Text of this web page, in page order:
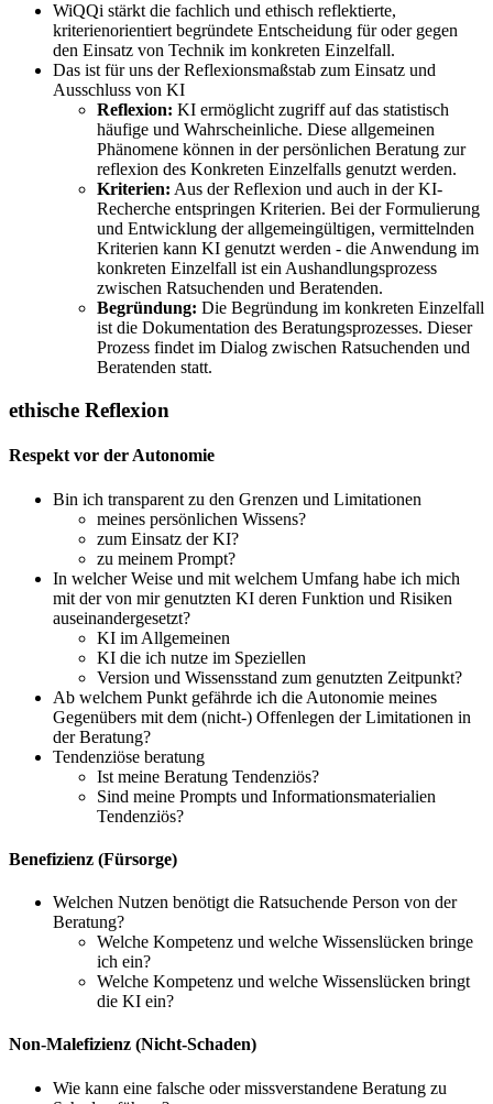
WiQQi stärkt die fachlich und ethisch reflektierte,
kriterienorientiert begründete Entscheidung für oder gegen
den Einsatz von Technik im konkreten Einzelfall.
Das ist für uns der Reflexionsmaßstab zum Einsatz und
Ausschluss von KI
Reflexion: KI ermöglicht zugriff auf das statistisch
häufige und Wahrscheinliche. Diese allgemeinen
Phänomene können in der persönlichen Beratung zur
reflexion des Konkreten Einzelfalls genutzt werden.
Kriterien: Aus der Reflexion und auch in der KI-
Recherche entspringen Kriterien. Bei der Formulierung
und Entwicklung der allgemeingültigen, vermittelnden
Kriterien kann KI genutzt werden - die Anwendung im
konkreten Einzelfall ist ein Aushandlungsprozess
zwischen Ratsuchenden und Beratenden.
Begründung: Die Begründung im konkreten Einzelfall
ist die Dokumentation des Beratungsprozesses. Dieser
Prozess findet im Dialog zwischen Ratsuchenden und
Beratenden statt.
ethische Reflexion
Respekt vor der Autonomie
Bin ich transparent zu den Grenzen und Limitationen
meines persönlichen Wissens?
zum Einsatz der KI?
zu meinem Prompt?
In welcher Weise und mit welchem Umfang habe ich mich
mit der von mir genutzten KI deren Funktion und Risiken
auseinandergesetzt?
KI im Allgemeinen
KI die ich nutze im Speziellen
Version und Wissensstand zum genutzten Zeitpunkt?
Ab welchem Punkt gefährde ich die Autonomie meines
Gegenübers mit dem (nicht-) Offenlegen der Limitationen in
der Beratung?
Tendenziöse beratung
Ist meine Beratung Tendenziös?
Sind meine Prompts und Informationsmaterialien
Tendenziös?
Benefizienz (Fürsorge)
Welchen Nutzen benötigt die Ratsuchende Person von der
Beratung?
Welche Kompetenz und welche Wissenslücken bringe
ich ein?
Welche Kompetenz und welche Wissenslücken bringt
die KI ein?
Non-Malefizienz (Nicht-Schaden)
Wie kann eine falsche oder missverstandene Beratung zu